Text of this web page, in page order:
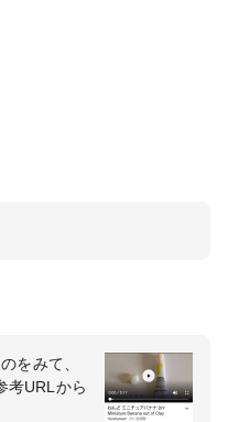
をみて、
考URLから